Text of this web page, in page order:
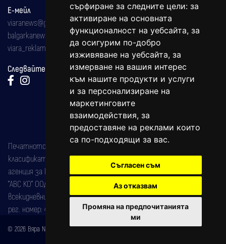
сърфиране за следните цели: за
активиране на основната
функционалност на уебсайта, за
да осигурим по-добро
изживяване на уебсайта, за
измерване на вашия интерес
към нашите продукти и услуги
и за персонализиране на
маркетинговите
взаимодействия, за
предоставяне на реклами които
са по-подходящи за вас.
Съгласен съм
Аз отказвам
Промяна на предпочитанията
ми
Е-мейл
viaranews@gmail.com
balgarkanews@gmail.com
viara_reklama@mail.bg
Следвайте ни:
Печатното издание на вестника е регистрирано в националния
класификатор на печатните издания (Българска национална
агенция за ISSN) под номер: ISSN 1312-4722.
"АВС КО" ООД е притежател на марката: Вяра информационен
всекидневник на югозападна България, със свидетелство за марка
рег. номер: 47857/11.05.2004 година.
© 2026 Вяра News Всички права запазени!